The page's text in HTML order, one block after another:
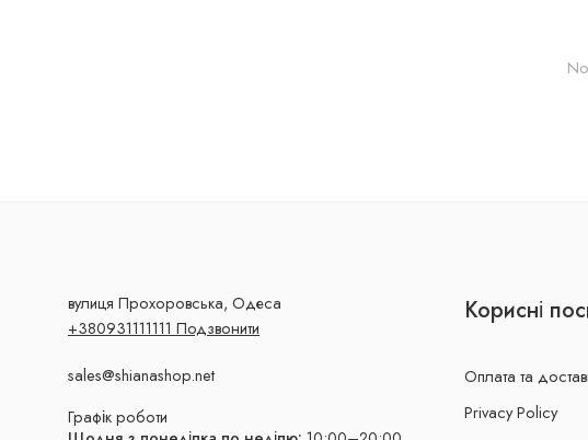
вулиця Прохоровська, Одеса
+380931111111 Подзвонити
sales@shianashop.net
Графік роботи
Корисні
Оплата та
Privacy Policy